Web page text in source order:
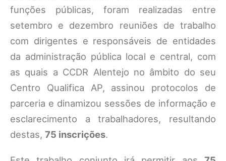
funções públicas, foram realizadas entre
setembro e dezembro reuniões de trabalho
com dirigentes e responsáveis de entidades
da administração pública local e central, com
as quais a CCDR Alentejo no âmbito do seu
Centro Qualifica AP, assinou protocolos de
parceria e dinamizou sessões de informação e
esclarecimento a trabalhadores, resultando
destas, 75 inscrições.